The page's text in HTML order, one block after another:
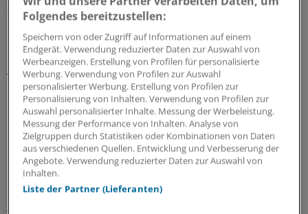
auch daran, dass keine per Fax erhaltenen
Behandlungsdaten umständlich gescannt und dann in
die Karteikartei des jeweiligen Patienten manuell
eingefügt werden müssten. Das alles dauert in den
vernetzten Praxen weniger als 20 Sekunden, berichten
Heindl und Brucks.
E-Notfalldaten einmal anders
Die bereits im Netz versandten Daten sind aber auch
eine gute Vorarbeit für den direkten Austausch mit
Kliniken. Während bundesweit
Folgendes bereitzustellen:
Speichern von oder Zugriff auf Informationen auf einem
Endgerät. Verwendung reduzierter Daten zur Auswahl von
Werbeanzeigen. Erstellung von Profilen für personalisierte
Werbung. Verwendung von Profilen zur Auswahl
personalisierter Werbung. Erstellung von Profilen zur
Personalisierung von Inhalten. Verwendung von Profilen zur
Auswahl personalisierter Inhalte. Messung der Werbeleistung.
Messung der Performance von Inhalten. Analyse von
Zielgruppen durch Statistiken oder Kombinationen von Daten
aus verschiedenen Quellen. Entwicklung und Verbesserung der
Angebote. Verwendung reduzierter Daten zur Auswahl von
Inhalten.
Liste der Partner (Lieferanten)